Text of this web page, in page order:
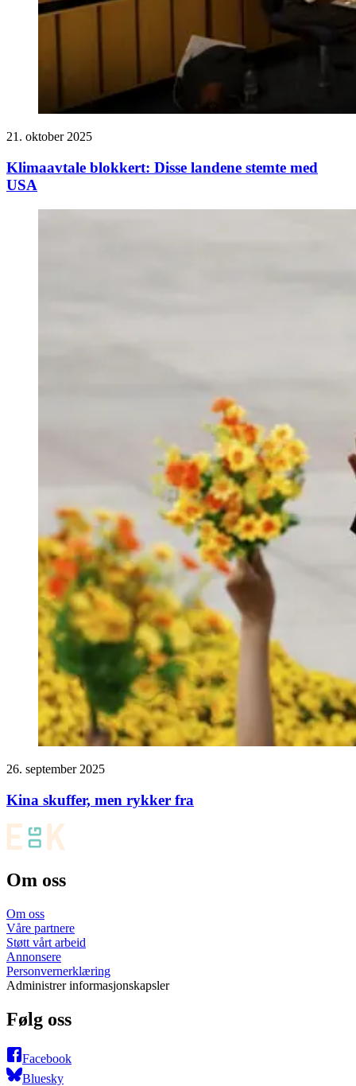
21. oktober 2025
Klimaavtale blokkert: Disse landene stemte med
USA
26. september 2025
Kina skuffer, men rykker fra
Om oss
Om oss
Våre partnere
Støtt vårt arbeid
Annonsere
Personvernerklæring
Administrer informasjonskapsler
Følg oss
Facebook
Bluesky